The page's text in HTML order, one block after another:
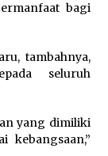
bagi
tambahnya,
seluruh
yang dimiliki
kebangsaan,”